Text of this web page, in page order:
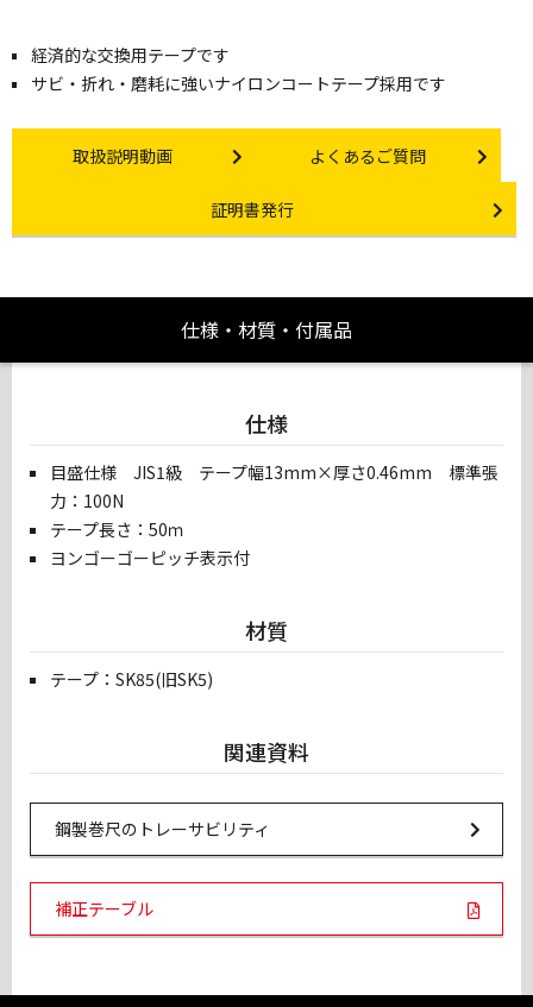
経済的な交換用テープです
サビ・折れ・磨耗に強いナイロンコートテープ採用です
Instruction video
取扱説明動画 Other link
よくあるご質問
Certificate Issuance
証明書発行
仕様・材質・付属品
仕様
目盛仕様 JIS1級 テープ幅13mm×厚さ0.46mm 標準張
力：100N
テープ長さ：50ｍ
ヨンゴーゴーピッチ表示付
材質
テープ：SK85(旧SK5)
関連資料
鋼製巻尺のトレーサビリティ
補正テーブルPDF Links